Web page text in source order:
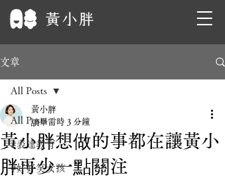
文章
All Posts
#表達教育
#好好笑女孩
All Posts
黃小胖想做的事都在讓黃小
胖再少一點關注
黃小胖
讀畢需時 3 分鐘